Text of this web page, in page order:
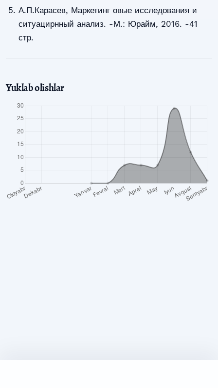
А.П.Карасев, Маркетинг овые исследования и
ситуацирнный анализ. -М.: Юрайм, 2016. -41
стр.
Yuklab olishlar